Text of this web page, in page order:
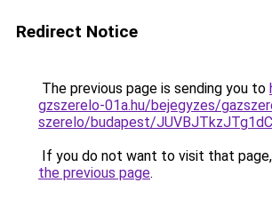
Redirect Notice
The previous page is sending you to
gzszerelo-01a.hu/bejegyzes/
szerelo/budapest/
If you do not want to visit that
the previous page.